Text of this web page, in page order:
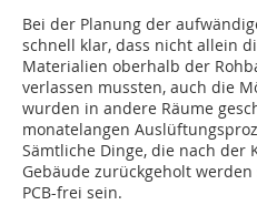
Bei der Planung der
schnell klar, dass nicht allein
Materialien oberhalb der
verlassen mussten, auch die
wurden in andere Räume
monatelangen
Sämtliche Dinge, die nach der
Gebäude zurückgeholt
PCB-frei sein.